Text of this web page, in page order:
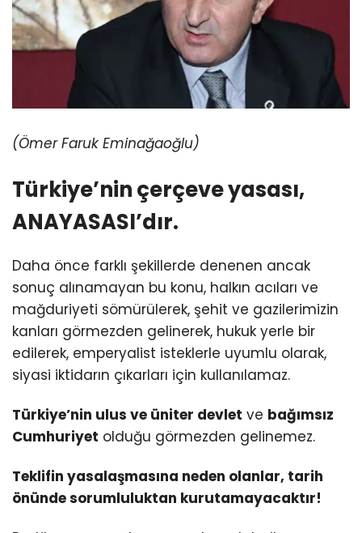
(Ömer Faruk Eminağaoğlu)
Türkiye’nin çerçeve yasası,
ANAYASASI’dır.
Daha önce farklı şekillerde denenen ancak
sonuç alınamayan bu konu, halkın acıları ve
mağduriyeti sömürülerek, şehit ve gazilerimizin
kanları görmezden gelinerek, hukuk yerle bir
edilerek, emperyalist isteklerle uyumlu olarak,
siyasi iktidarın çıkarları için kullanılamaz.
Türkiye’nin ulus ve üniter devlet ve bağımsız
Cumhuriyet olduğu görmezden gelinemez.
Teklifin yasalaşmasına neden olanlar, tarih
önünde sorumluluktan kurutamayacaktır!